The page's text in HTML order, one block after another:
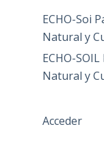
ECHO-Soi
Natural y
ECHO-
Natural y
Acceder